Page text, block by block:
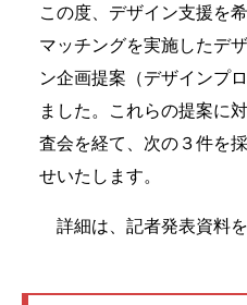
この度、デザイン支援を
マッチングを実施したデ
ン企画提案（デザインプ
ました。これらの提案に
査会を経て、次の３件を
せいたします。
詳細は、記者発表資料を